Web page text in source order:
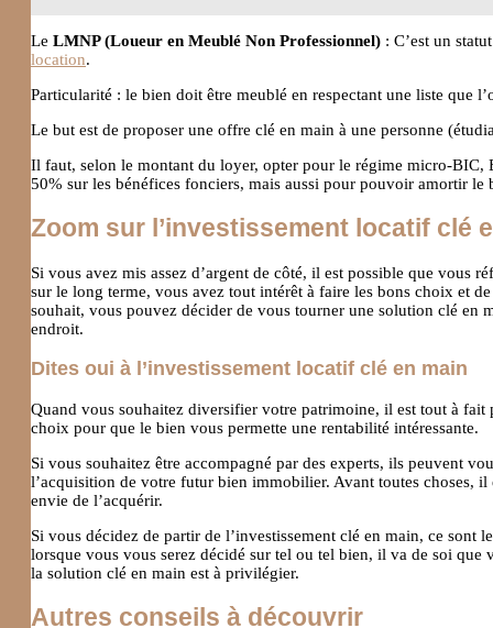
Le LMNP (Loueur en Meublé Non Professionnel) : C’est un
location.
Particularité : le bien doit être meublé en respectant une liste que
Le but est de proposer une offre clé en main à une personne
Il faut, selon le montant du loyer, opter pour le régime micro-BIC,
50% sur les bénéfices fonciers, mais aussi pour pouvoir amortir
Zoom sur l’investissement locatif clé
Si vous avez mis assez d’argent de côté, il est possible que vous
sur le long terme, vous avez tout intérêt à faire les bons choix et
souhait, vous pouvez décider de vous tourner une solution clé en
endroit.
Dites oui à l’investissement locatif clé en main
Quand vous souhaitez diversifier votre patrimoine, il est tout à fait
choix pour que le bien vous permette une rentabilité intéressante.
Si vous souhaitez être accompagné par des experts, ils peuvent
l’acquisition de votre futur bien immobilier. Avant toutes choses,
envie de l’acquérir.
Si vous décidez de partir de l’investissement clé en main, ce
lorsque vous vous serez décidé sur tel ou tel bien, il va de soi
la solution clé en main est à privilégier.
Autres conseils à découvrir